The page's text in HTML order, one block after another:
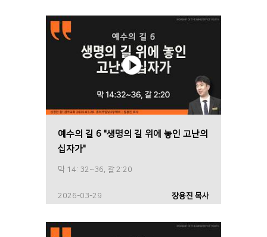
예수의 길 6 "생명의 길 위에 놓인 고난의
십자가"
막 14: 32~36, 갈 2:20
2026-03-29 장용진 목사